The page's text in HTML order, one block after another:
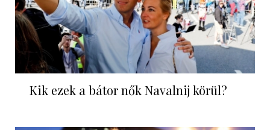
Kik ezek a bátor nők Navalnij körül?